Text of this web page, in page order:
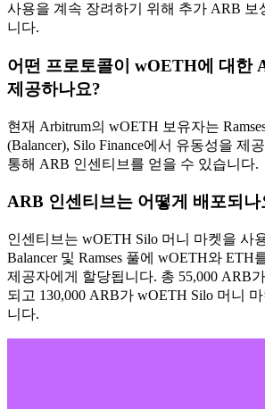
사용을 계속 장려하기 위해 추가 ARB 보
니다.
어떤 프로토콜이 wOETH에 대한
제공하나요?
현재 Arbitrum의 wOETH 보유자는
(Balancer), Silo Finance에서 유동성을 제
통해 ARB 인센티브를 얻을 수 있습니다.
ARB 인센티브는 어떻게 배포되나
인센티브는 wOETH Silo 머니 마켓을 사
Balancer 및 Ramses 풀에 wOETH와 ETH
제공자에게 할당됩니다. 총 55,000 ARB
되고 130,000 ARB가 wOETH Silo 머니
니다.